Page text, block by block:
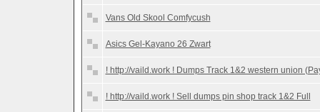
Vans Old Skool Comfycush
Asics Gel-Kayano 26 Zwart
! http://vaild.work ! Dumps Track 1&2 western union
! http://vaild.work ! Sell dumps pin shop track 1&2 Full